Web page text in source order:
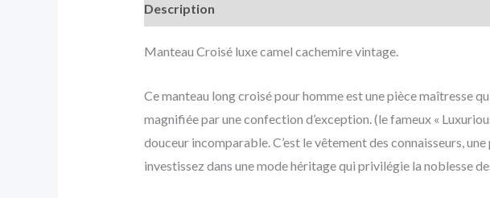
Description
Manteau Croisé luxe camel cachemire vintage.
Ce manteau long croisé pour homme est une pièce maîtresse
magnifiée par une confection d’exception. (le fameux «
douceur incomparable. C’est le vêtement des connaisseurs,
investissez dans une mode héritage qui privilégie la noblesse